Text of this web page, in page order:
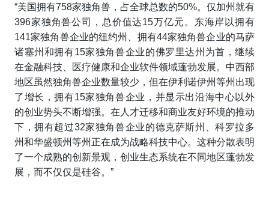
“美国拥有758家独角兽，占全球总数的50%。仅加州就有
396家独角兽公司，总价值达15万亿元。东海岸以拥有
141家独角兽企业的纽约州、拥有44家独角兽企业的马萨
诸塞州和拥有15家独角兽企业的佛罗里达州为首，继续
在金融科技、医疗健康和企业软件领域蓬勃发展。中西部
地区虽然独角兽企业数量较少，但在伊利诺伊州等州出现
了增长，拥有15家独角兽企业，并显示出沿海中心以外
的创业势头不断增强。在人才迁移和商业友好环境的推动
下，拥有超过32家独角兽企业的德克萨斯州、科罗拉多
州和华盛顿州等州正在成为战略科技中心。这种分散表明
了一个成熟的创新景观，创业生态系统在不同地区蓬勃发
展，而不仅仅是硅谷。”